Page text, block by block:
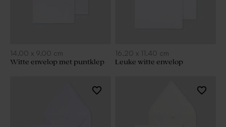
14,00 x 9,00 cm
Witte envelop met puntklep
16,20 x 11,40 cm
Leuke witte envelop